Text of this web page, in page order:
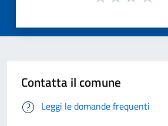
Contatta il comune
Leggi le domande frequenti